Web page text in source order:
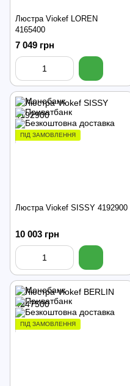
Люстра Viokef LOREN
4165400
7 049 грн
ПІД ЗАМОВЛЕННЯ
Люстра Viokef SISSY 4192900
10 003 грн
ПІД ЗАМОВЛЕННЯ